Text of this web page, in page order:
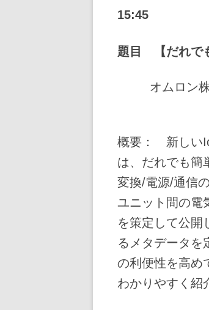
15:45
題目 【だれで
オムロン
概要： 新しい
は、だれでも簡
変換/電源/通信
ユニット間の電
を策定して公開
るメタデータを
の利便性を高め
わかりやすく紹